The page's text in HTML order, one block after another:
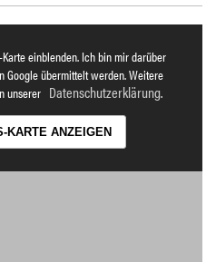
einblenden. Ich bin mir darüber
Google übermittelt werden. Weitere
unserer Datenschutzerklärung.
KARTE ANZEIGEN